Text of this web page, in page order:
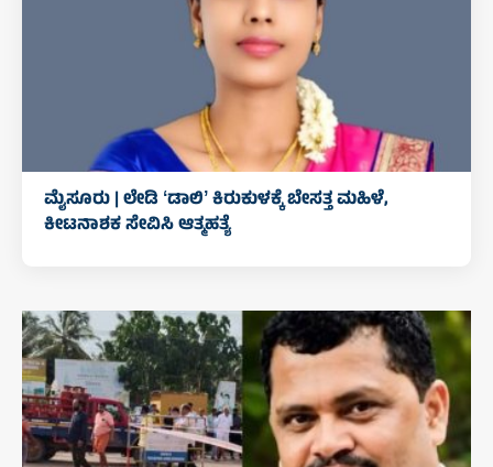
ಮೈಸೂರು | ಲೇಡಿ ʻಡಾಲಿʼ ಕಿರುಕುಳಕ್ಕೆ ಬೇಸತ್ತ ಮಹಿಳೆ,
ಕೀಟನಾಶಕ ಸೇವಿಸಿ ಆತ್ಮಹತ್ಯೆ